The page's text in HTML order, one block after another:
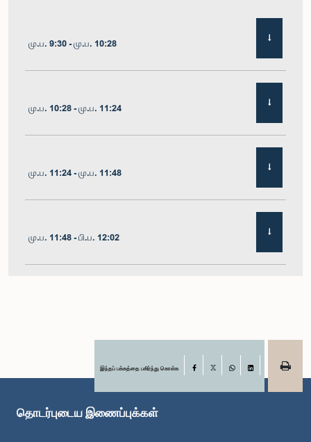
மு.ப. 9:30 - மு.ப. 10:28
மு.ப. 10:28 - மு.ப. 11:24
மு.ப. 11:24 - மு.ப. 11:48
மு.ப. 11:48 - பி.ப. 12:02
பி.ப. 12:19 - பி.ப. 12:32இந்தப் பக்கத்தை பகிர்ந்து கொள்க Facebook
LinkedIn
தொடர்புடைய இணைப்புக்கள்